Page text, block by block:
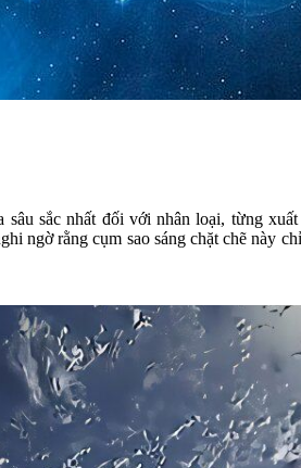
sắc nhất đối với nhân loại, từng
ngờ rằng cụm sao sáng chặt chẽ này